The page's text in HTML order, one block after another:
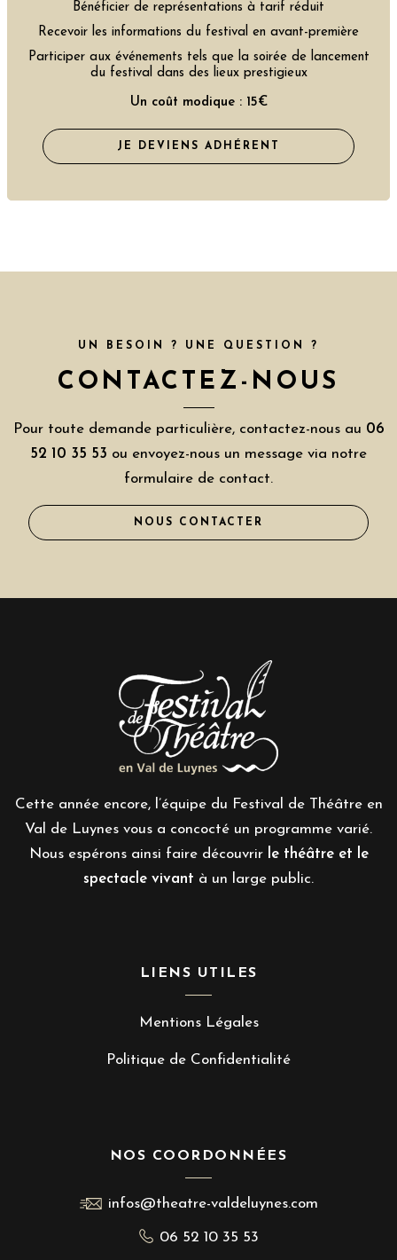
Bénéficier de représentations à tarif réduit
Recevoir les informations du festival en avant-première
Participer aux événements tels que la soirée de lancement
du festival dans des lieux prestigieux
Un coût modique : 15€
JE DEVIENS ADHÉRENT
UN BESOIN ? UNE QUESTION ?
CONTACTEZ-NOUS
Pour toute demande particulière, contactez-nous au 06
52 10 35 53 ou envoyez-nous un message via notre
formulaire de contact.
NOUS CONTACTER
Cette année encore, l’équipe du Festival de Théâtre en
Val de Luynes vous a concocté un programme varié.
Nous espérons ainsi faire découvrir le théâtre et le
spectacle vivant à un large public.
LIENS UTILES
Mentions Légales
Politique de Confidentialité
NOS COORDONNÉES
infos@theatre-valdeluynes.com
06 52 10 35 53